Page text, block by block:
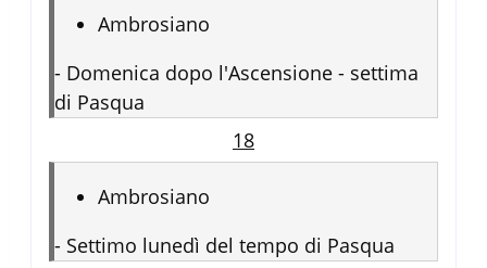
Ambrosiano
- Domenica dopo l'Ascensione - settima
di Pasqua
18
Ambrosiano
- Settimo lunedì del tempo di Pasqua